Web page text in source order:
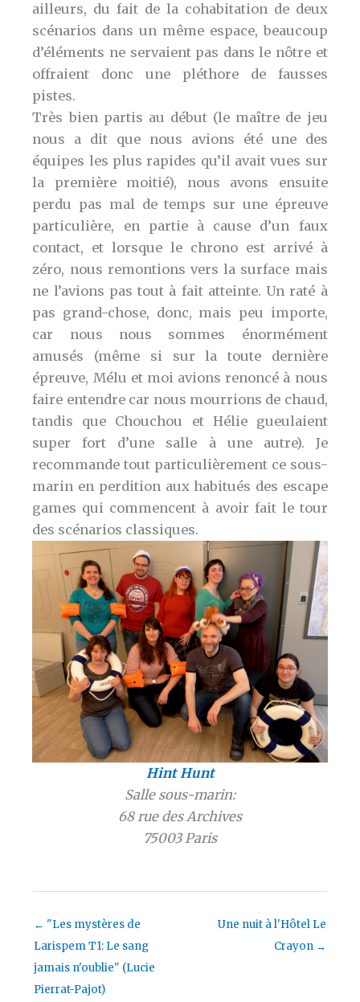
ailleurs, du fait de la cohabitation de deux
scénarios dans un même espace, beaucoup
d’éléments ne servaient pas dans le nôtre et
offraient donc une pléthore de fausses
pistes.
Très bien partis au début (le maître de jeu
nous a dit que nous avions été une des
équipes les plus rapides qu’il avait vues sur
la première moitié), nous avons ensuite
perdu pas mal de temps sur une épreuve
particulière, en partie à cause d’un faux
contact, et lorsque le chrono est arrivé à
zéro, nous remontions vers la surface mais
ne l’avions pas tout à fait atteinte. Un raté à
pas grand-chose, donc, mais peu importe,
car nous nous sommes énormément
amusés (même si sur la toute dernière
épreuve, Mélu et moi avions renoncé à nous
faire entendre car nous mourrions de chaud,
tandis que Chouchou et Hélie gueulaient
super fort d’une salle à une autre). Je
recommande tout particulièrement ce sous-
marin en perdition aux habitués des escape
games qui commencent à avoir fait le tour
des scénarios classiques.
Hint Hunt
Salle sous-marin:
68 rue des Archives
75003 Paris
← "Les mystères de
Larispem T1: Le sang
jamais n'oublie" (Lucie
Pierrat-Pajot)
Une nuit à l'Hôtel Le
Crayon →